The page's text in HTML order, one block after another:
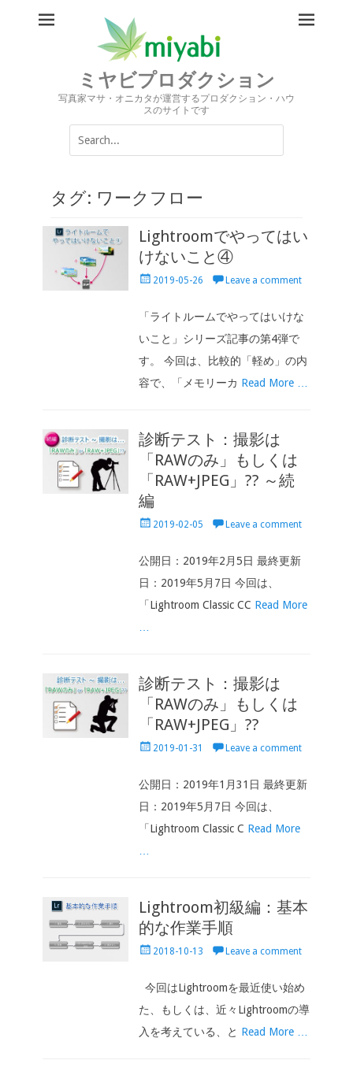
ミヤビプロダクション
写真家マサ・オニカタが運営するプロダクション・ハウ
スのサイトです
Search
for:
タグ: ワークフロー
Lightroomでやってはい
けないこと④
Posted2019-05-26 Leave a comment
「ライトルームでやってはいけな
いこと」シリーズ記事の第4弾で
す。 今回は、比較的「軽め」の内
容で、「メモリーカ Read More …
診断テスト：撮影は
「RAWのみ」もしくは
「RAW+JPEG」?? ～続
編
Posted2019-02-05 Leave a comment
公開日：2019年2月5日 最終更新
日：2019年5月7日 今回は、
「Lightroom Classic CC Read More
診断テスト：撮影は
「RAWのみ」もしくは
「RAW+JPEG」??
Posted2019-01-31 Leave a comment
公開日：2019年1月31日 最終更新
日：2019年5月7日 今回は、
「Lightroom Classic C Read More
Lightroom初級編：基本
的な作業手順
Posted2018-10-13 Leave a comment
今回はLightroomを最近使い始め
た、もしくは、近々Lightroomの導
入を考えている、と Read More …